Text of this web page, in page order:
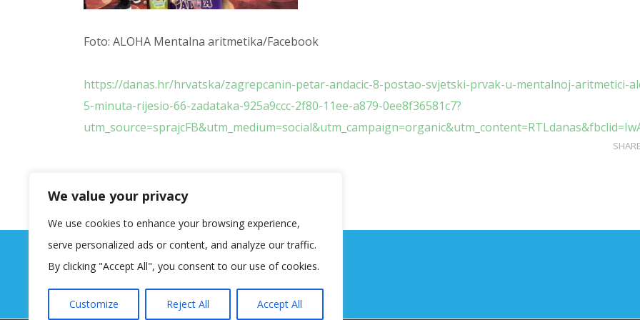
We value your privacy
We use cookies to enhance your browsing experience,
serve personalized ads or content, and analyze our traffic.
By clicking "Accept All", you consent to our use of cookies.
Customize Reject All Accept All
Foto: ALOHA Mentalna aritmetika/Facebook
https://danas.hr/hrvatska/zagrepcanin-petar-andacic-8-postao-svjetski-prvak-u-mentalnoj-aritmetici-
5-minuta-rijesio-66-zadataka-925a9ccc-2f80-11ee-a879-0ee8f36581c7?
SHARE